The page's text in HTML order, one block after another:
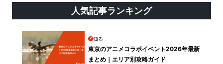
人気記事ランキング
知る
東京のアニメコラボイベント2026年最新
まとめ｜エリア別攻略ガイド